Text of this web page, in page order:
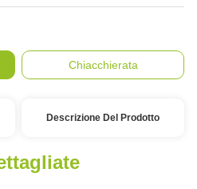
Chiacchierata
Descrizione Del Prodotto